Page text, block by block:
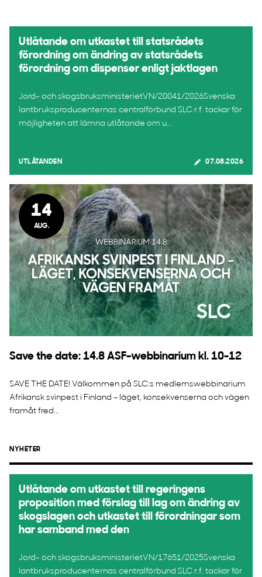
Utlåtande om utkastet till statsrådets
förordning om ändring av statsrådets
förordning om dispenser enligt jaktlagen
Jord- och skogsbruksministerietVN/20041/2026Svenska
lantbruksproducenternas centralförbund SLC r.f. tackar för
möjligheten att lämna utlåtande om u...
UTLÅTANDEN 07.08.2026
14
AUG.
Save the date: 14.8 ASF-webbinarium kl. 10-12
SAVE THE DATE! Välkommen på SLC:s medlemswebbinarium
Afrikansk svinpest i Finland – läget, konsekvenserna och vägen
framåt fred...
NYHETER
Utlåtande om utkastet till regeringens
proposition med förslag till lag om ändring av
skogslagen och utkastet till förordningar som
har samband med den
Jord- och skogsbruksministerietVN/17651/2025Svenska
lantbruksproducenternas centralförbund SLC r.f. tackar för